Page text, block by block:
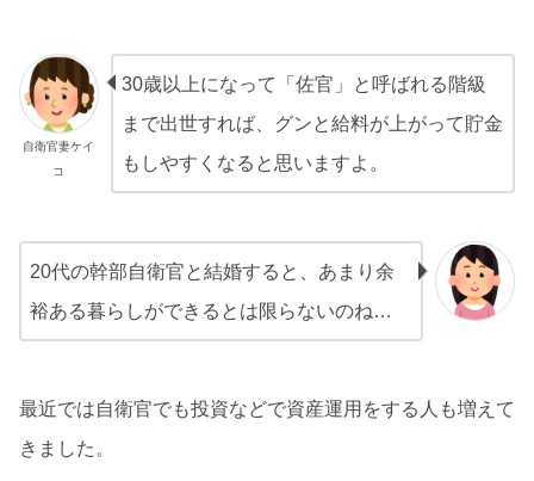
自衛官妻ケイ
コ
30歳以上になって「佐官」と呼ばれる階級
まで出世すれば、グンと給料が上がって貯金
もしやすくなると思いますよ。
20代の幹部自衛官と結婚すると、あまり余
裕ある暮らしができるとは限らないのね…
最近では自衛官でも投資などで資産運用をする人も増えて
きました。